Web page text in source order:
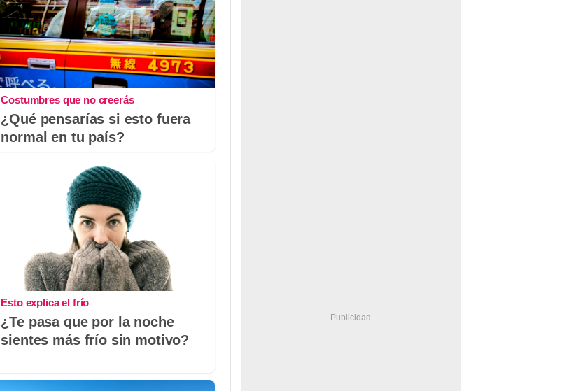
Costumbres que no creerás
¿Qué pensarías si esto fuera
normal en tu país?
Esto explica el frío
¿Te pasa que por la noche
sientes más frío sin motivo?